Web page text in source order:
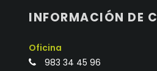
INFORMACIÓN DE
Oficina
983 34 45 96